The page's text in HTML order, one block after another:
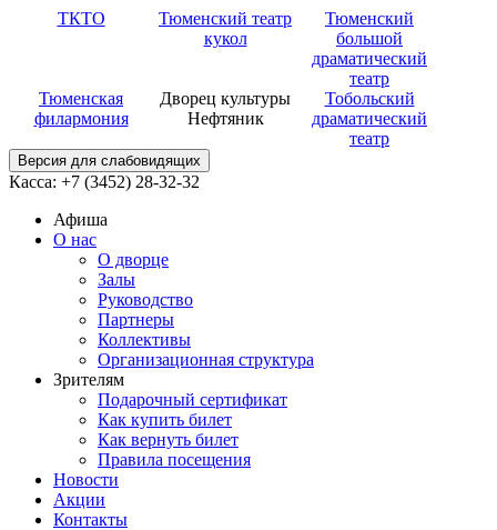
ТКТО
Тюменский театр
кукол
Тюменский
большой
драматический
театр
Тюменская
филармония
Дворец культуры
Нефтяник
Тобольский
драматический
театр
Версия для слабовидящих
Касса: +7 (3452) 28-32-32
Афиша
О нас
О дворце
Залы
Руководство
Партнеры
Коллективы
Организационная структура
Зрителям
Подарочный сертификат
Как купить билет
Как вернуть билет
Правила посещения
Новости
Акции
Контакты